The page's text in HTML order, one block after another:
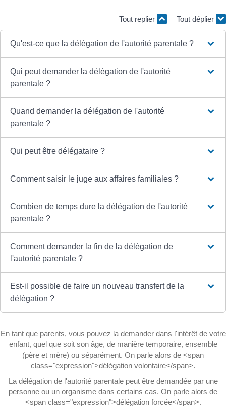
Tout replier Tout déplier
Qu'est-ce que la délégation de l'autorité parentale ?
Qui peut demander la délégation de l'autorité
parentale ?
Quand demander la délégation de l'autorité
parentale ?
Qui peut être délégataire ?
Comment saisir le juge aux affaires familiales ?
Combien de temps dure la délégation de l'autorité
parentale ?
Comment demander la fin de la délégation de
l'autorité parentale ?
Est-il possible de faire un nouveau transfert de la
délégation ?
En tant que parents, vous pouvez la demander dans l'intérêt de votre
enfant, quel que soit son âge, de manière temporaire, ensemble
(père et mère) ou séparément. On parle alors de <span
class="expression">délégation volontaire</span>.
La délégation de l'autorité parentale peut être demandée par une
personne ou un organisme dans certains cas. On parle alors de
<span class="expression">délégation forcée</span>.